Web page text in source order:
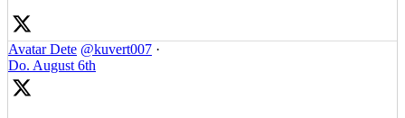
Avatar Dete @kuvert007 ·
Do. August 6th